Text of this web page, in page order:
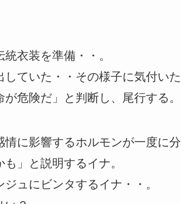
衣装を準備・・。
ていた・・その様子に気付いた
危険だ」と判断し、尾行する。
に影響するホルモンが一度に分
」と説明するイナ。
ュにビンタするイナ・・。